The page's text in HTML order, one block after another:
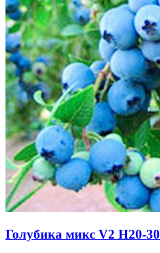
Голубика микс V2 H20-30